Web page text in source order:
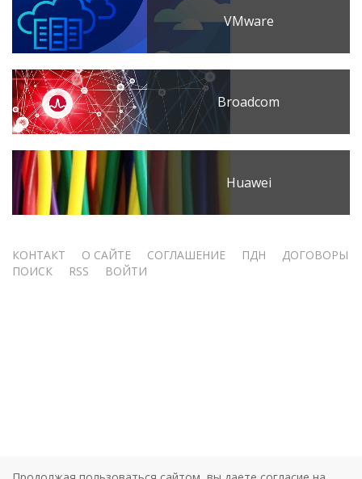
VMware
Broadcom
Huawei
Меню
КОНТАКТ О САЙТЕ СОГЛАШЕНИЕ ПДН
ДОГОВОРЫ
ПОИСК
RSS ВОЙТИ